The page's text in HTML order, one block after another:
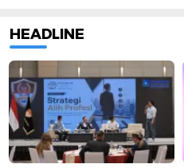
HEADLINE